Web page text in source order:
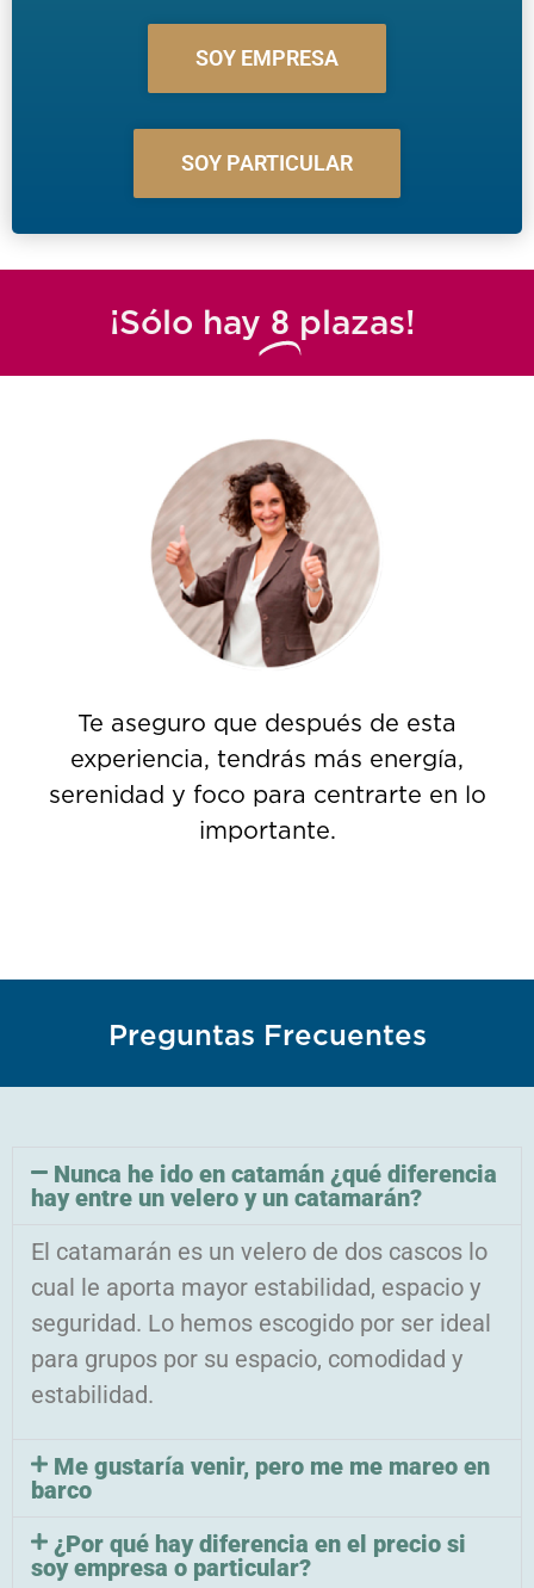
SOY EMPRESA
SOY PARTICULAR
¡Sólo hay 8 plazas!
Te aseguro que después de esta
experiencia, tendrás más energía,
serenidad y foco para centrarte en lo
importante.
Preguntas Frecuentes
Nunca he ido en catamán ¿qué diferencia
hay entre un velero y un catamarán?
El catamarán es un velero de dos cascos lo
cual le aporta mayor estabilidad, espacio y
seguridad. Lo hemos escogido por ser ideal
para grupos por su espacio, comodidad y
estabilidad.
Me gustaría venir, pero me me mareo en
barco
¿Por qué hay diferencia en el precio si
soy empresa o particular?